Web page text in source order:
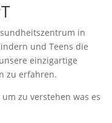
in
und Teens die
einzigartige
zu erfahren.
zu verstehen was es